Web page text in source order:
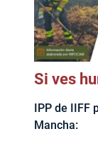
Si ves
IPP de
Mancha: